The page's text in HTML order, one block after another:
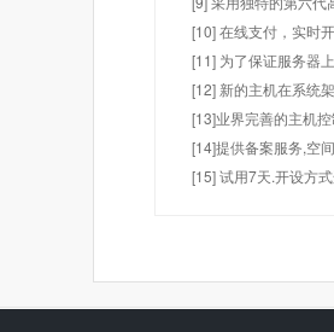
[10] 在线支付，实时
[11] 为了保证服务器
[12] 新的主机在系统
[13]业界完善的主机
[14]提供备案服务,空
[15] 试用7天.开设方